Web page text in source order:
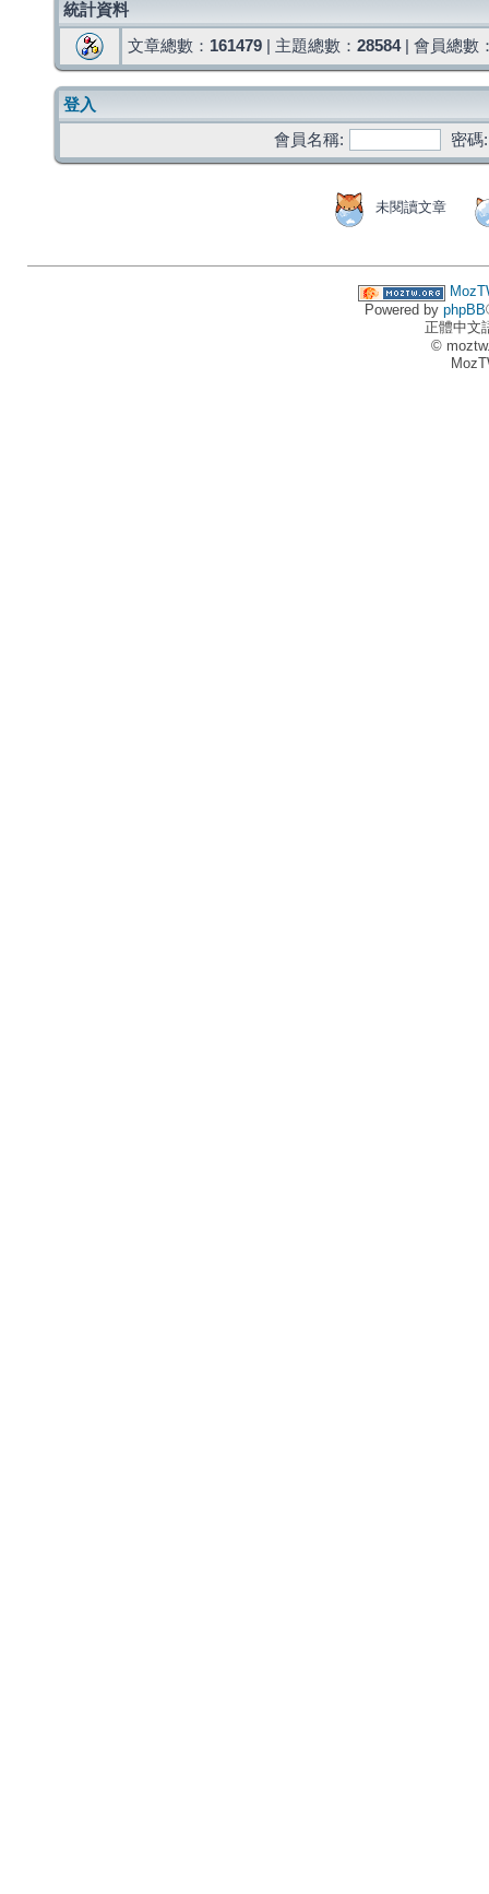
統計資料
文章總數： 161479 | 主題總數： 28584| 會員總數
登入
會員名稱:
密碼:
未閱讀文章
Powered by phpBB
正體中文
©